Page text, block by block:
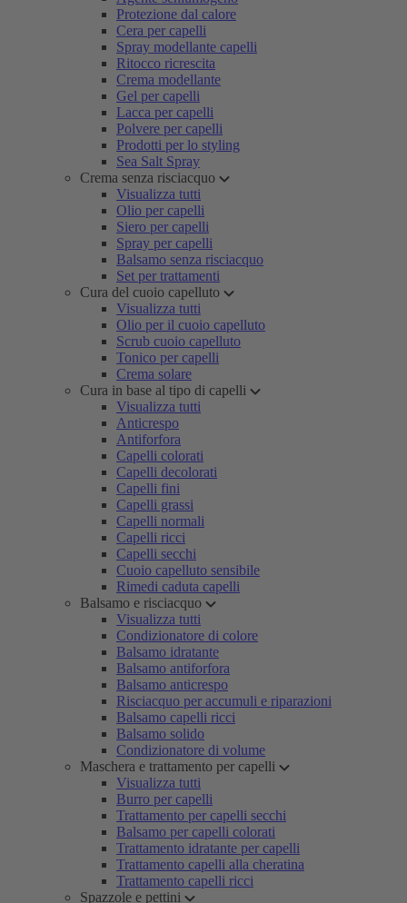
Protezione dal calore
Cera per capelli
Spray modellante capelli
Ritocco ricrescita
Crema modellante
Gel per capelli
Lacca per capelli
Polvere per capelli
Prodotti per lo styling
Sea Salt Spray
Crema senza risciacquo
Visualizza tutti
Olio per capelli
Siero per capelli
Spray per capelli
Balsamo senza risciacquo
Set per trattamenti
Cura del cuoio capelluto
Visualizza tutti
Olio per il cuoio capelluto
Scrub cuoio capelluto
Tonico per capelli
Crema solare
Cura in base al tipo di capelli
Visualizza tutti
Anticrespo
Antiforfora
Capelli colorati
Capelli decolorati
Capelli fini
Capelli grassi
Capelli normali
Capelli ricci
Capelli secchi
Cuoio capelluto sensibile
Rimedi caduta capelli
Balsamo e risciacquo
Visualizza tutti
Condizionatore di colore
Balsamo idratante
Balsamo antiforfora
Balsamo anticrespo
Risciacquo per accumuli e riparazioni
Balsamo capelli ricci
Balsamo solido
Condizionatore di volume
Maschera e trattamento per capelli
Visualizza tutti
Burro per capelli
Trattamento per capelli secchi
Balsamo per capelli colorati
Trattamento idratante per capelli
Trattamento capelli alla cheratina
Trattamento capelli ricci
Spazzole e pettini